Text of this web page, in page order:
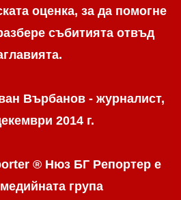
оценка, за да помогне
събитията отвъд
Върбанов - журналист,
2014 г.
® Нюз БГ Репортере
група